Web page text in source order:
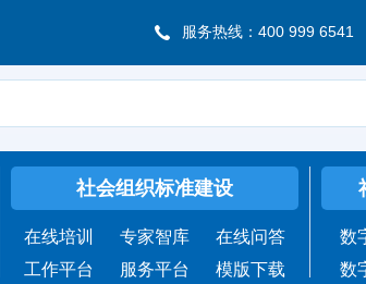
服务热线：400 999 6541
社会组织标准建设
在线培训 专家智库
在线问答
工作平台
服务平台 模版下载
数
数